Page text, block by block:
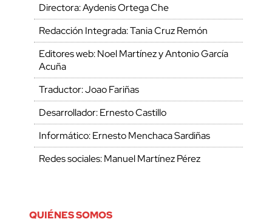
Directora: Aydenis Ortega Che
Redacción Integrada: Tania Cruz Remón
Editores web: Noel Martínez y Antonio García
Acuña
Traductor: Joao Fariñas
Desarrollador: Ernesto Castillo
Informático: Ernesto Menchaca Sardiñas
Redes sociales: Manuel Martínez Pérez
QUIÉNES SOMOS